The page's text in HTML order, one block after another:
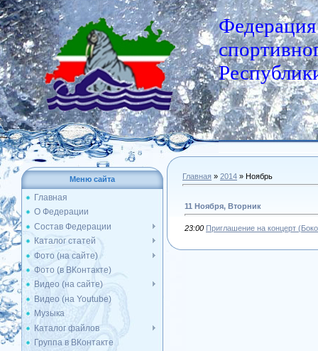
Федерация
Меню сайта
Главная
О Федерации
Состав Федерации
Каталог статей
Фото (на сайте)
Фото (в ВКонтакте)
Видео (на сайте)
Видео (на Youtube)
Музыка
Каталог файлов
Группа в ВКонтакте
Главная » 2014 » Ноябрь
11 Ноября, Вторник
23:00 Приглашение на концерт